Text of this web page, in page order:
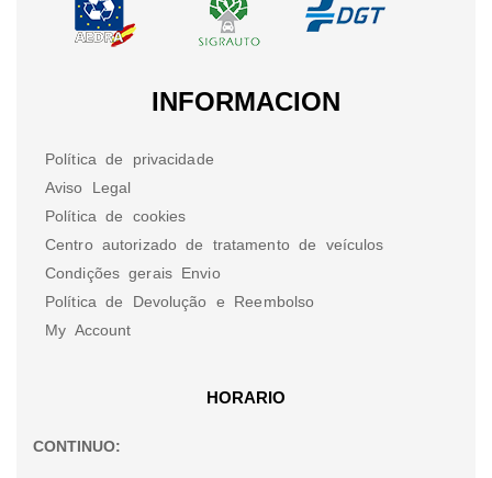
INFORMACION
Política de privacidade
Aviso Legal
Política de cookies
Centro autorizado de tratamento de veículos
Condições gerais Envio
Política de Devolução e Reembolso
My Account
HORARIO
CONTINUO: